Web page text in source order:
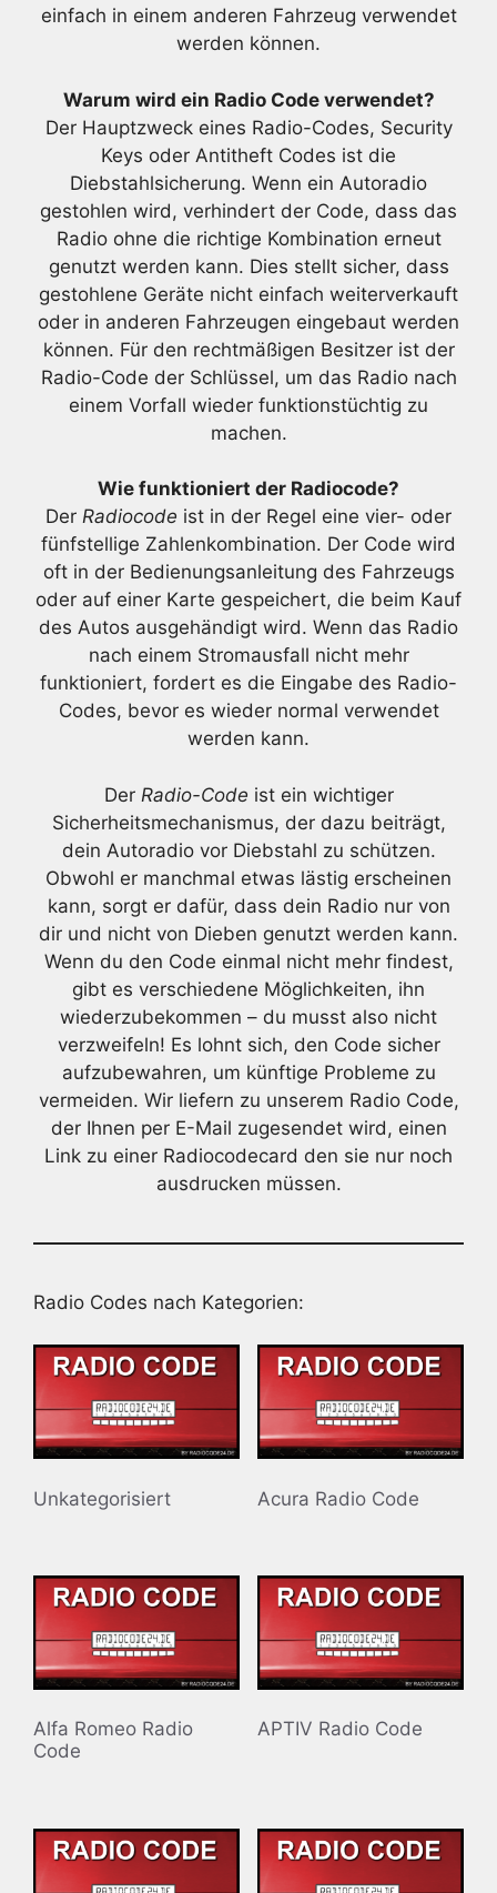
einfach in einem anderen Fahrzeug verwendet
werden können.
Warum wird ein Radio Code verwendet?
Der Hauptzweck eines Radio-Codes, Security
Keys oder Antitheft Codes ist die
Diebstahlsicherung. Wenn ein Autoradio
gestohlen wird, verhindert der Code, dass das
Radio ohne die richtige Kombination erneut
genutzt werden kann. Dies stellt sicher, dass
gestohlene Geräte nicht einfach weiterverkauft
oder in anderen Fahrzeugen eingebaut werden
können. Für den rechtmäßigen Besitzer ist der
Radio-Code der Schlüssel, um das Radio nach
einem Vorfall wieder funktionstüchtig zu
machen.
Wie funktioniert der Radiocode?
Der Radiocode ist in der Regel eine vier- oder
fünfstellige Zahlenkombination. Der Code wird
oft in der Bedienungsanleitung des Fahrzeugs
oder auf einer Karte gespeichert, die beim Kauf
des Autos ausgehändigt wird. Wenn das Radio
nach einem Stromausfall nicht mehr
funktioniert, fordert es die Eingabe des Radio-
Codes, bevor es wieder normal verwendet
werden kann.
Der Radio-Code ist ein wichtiger
Sicherheitsmechanismus, der dazu beiträgt,
dein Autoradio vor Diebstahl zu schützen.
Obwohl er manchmal etwas lästig erscheinen
kann, sorgt er dafür, dass dein Radio nur von
dir und nicht von Dieben genutzt werden kann.
Wenn du den Code einmal nicht mehr findest,
gibt es verschiedene Möglichkeiten, ihn
wiederzubekommen – du musst also nicht
verzweifeln! Es lohnt sich, den Code sicher
aufzubewahren, um künftige Probleme zu
vermeiden. Wir liefern zu unserem Radio Code,
der Ihnen per E-Mail zugesendet wird, einen
Link zu einer Radiocodecard den sie nur noch
ausdrucken müssen.
Radio Codes nach Kategorien:
Unkategorisiert Acura Radio Code
Alfa Romeo Radio
Code
APTIV Radio Code